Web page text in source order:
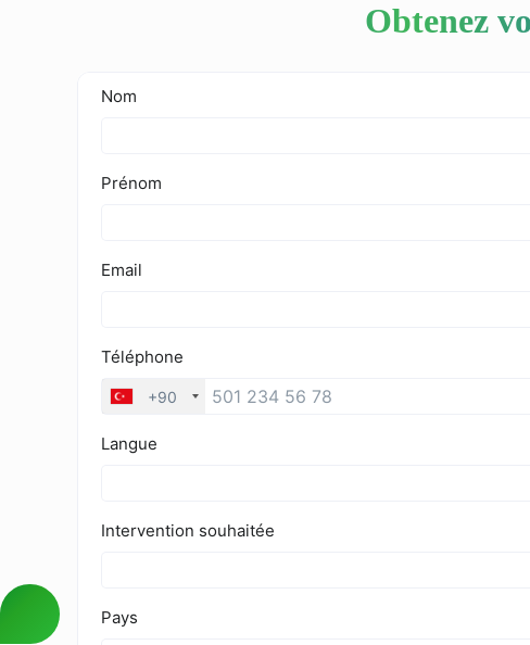
Obtenez